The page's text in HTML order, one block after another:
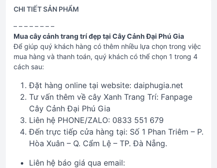
CHI TIẾT SẢN PHẨM
– – – – – – – –
Mua cây cảnh trang trí đẹp tại Cây Cảnh Đại Phú Gia
Để giúp quý khách hàng có thêm nhiều lựa chọn trong việc
mua hàng và thanh toán, quý khách có thể chọn 1 trong 4
cách sau:
Đặt hàng online tại website: daiphugia.net
Tư vấn thêm về cây Xanh Trang Trí: Fanpage
Cây Cảnh Đại Phú Gia
Liên hệ PHONE/ZALO: 0833 551 679
Đến trực tiếp cửa hàng tại: Số 1 Phan Triêm – P.
Hòa Xuân – Q. Cẩm Lệ – TP. Đà Nẵng.
Liên hệ báo giá qua email: